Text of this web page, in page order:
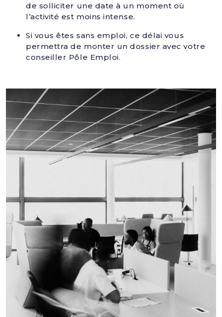
de solliciter une date à un moment où
l’activité est moins intense.
Si vous êtes sans emploi, ce délai vous
permettra de monter un dossier avec votre
conseiller Pôle Emploi.